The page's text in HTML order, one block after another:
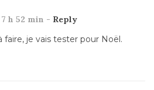
h 52 min - Reply
faire, je vais tester pour Noël.